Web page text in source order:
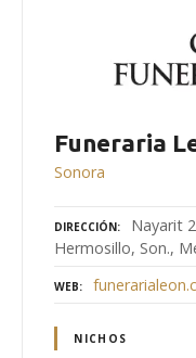
Funeraria
Sonora
DIRECCIÓN
Nayarit
Hermosillo, Son.,
WEB
NICHOS